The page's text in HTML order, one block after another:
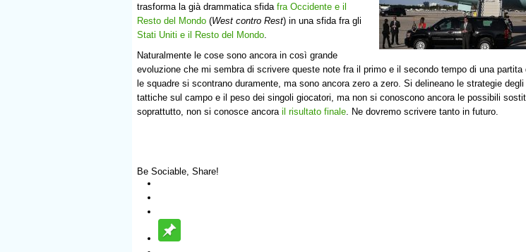
trasforma la già drammatica sfida fra Occidente e il
Resto del Mondo (West contro Rest) in una sfida fra gli
Stati Uniti e il Resto del Mondo
Naturalmente le cose sono ancora in così grande
evoluzione che mi sembra di scrivere queste note fra il primo e il secondo tempo di una partita
le squadre si scontrano duramente, ma sono ancora zero a zero. Si delineano le strategie
tattiche sul campo e il peso dei singoli giocatori, ma non si conoscono ancora le possibili
soprattutto, non si conosce ancora il risultato finale . Ne dovremo scrivere tanto in futuro.
Be Sociable, Share!